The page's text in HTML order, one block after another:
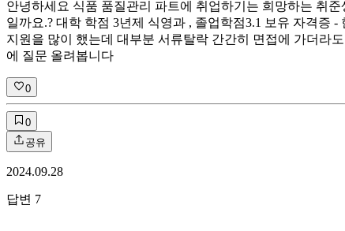
안녕하세요 식품 품질관리 파트에 취업하기는 희망하는 취
일까요.? 대학 학점 3년제 식영과 , 졸업학점3.1 보유 자격증
지원을 많이 했는데 대부분 서류탈락 간간히 면접에 가더라
에 질문 올려봅니다
0
0
공유
2024.09.28
답변 7